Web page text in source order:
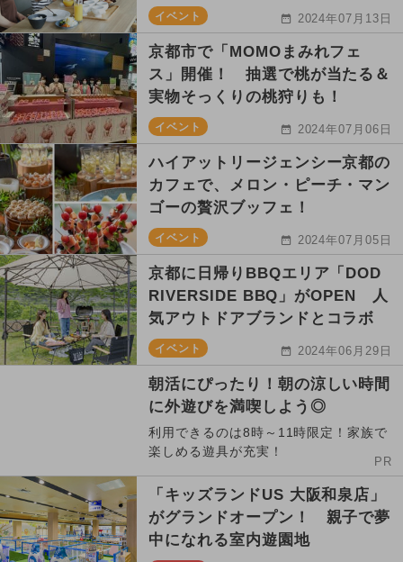
イベント 2024年07月13日
京都市で「MOMOまみれフェ
ス」開催！ 抽選で桃が当たる＆
実物そっくりの桃狩りも！
イベント 2024年07月06日
ハイアットリージェンシー京都の
カフェで、メロン・ピーチ・マン
ゴーの贅沢ブッフェ！
イベント 2024年07月05日
京都に日帰りBBQエリア「DOD
RIVERSIDE BBQ」がOPEN 人
気アウトドアブランドとコラボ
イベント 2024年06月29日
朝活にぴったり！朝の涼しい時間
に外遊びを満喫しよう◎
利用できるのは8時～11時限定！家族で
楽しめる遊具が充実！
PR
「キッズランドUS 大阪和泉店」
がグランドオープン！ 親子で夢
中になれる室内遊園地